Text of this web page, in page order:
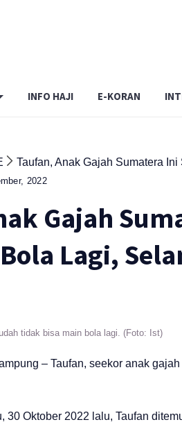
INFO HAJI E-KORAN
Taufan, Anak Gajah Sumatera
2022
Gajah
Lagi,
tidak bisa main bola lagi. (Foto: Ist)
– Taufan, seekor anak
30 Oktober 2022 lalu, Taufan